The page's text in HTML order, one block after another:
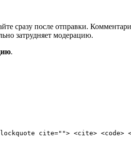
сразу после отправки.
затрудняет модерацию.
.
cite=""> <cite> <code>